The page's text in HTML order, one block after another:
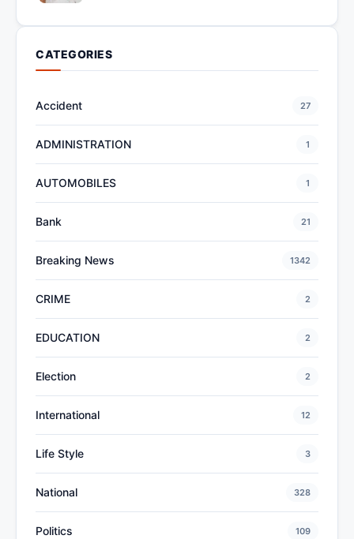
CATEGORIES
Accident 27
ADMINISTRATION 1
AUTOMOBILES 1
Bank 21
Breaking News 1342
CRIME 2
EDUCATION 2
Election 2
International 12
Life Style 3
National 328
Politics 109